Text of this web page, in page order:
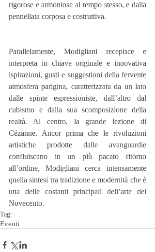
rigorose e armoniose al tempo stesso, e dalla
pennellata corposa e costruttiva.
Parallelamente, Modigliani recepisce e
interpreta in chiave originale e innovativa
ispirazioni, gusti e suggestioni della fervente
atmosfera parigina, caratterizzata da un lato
dalle spinte espressioniste, dall’altro dal
cubismo e dalla sua scomposizione della
realtà. Al centro, la grande lezione di
Cézanne. Ancor prima che le rivoluzioni
artistiche prodotte dalle avanguardie
confluiscano in un più pacato ritorno
all’ordine, Modigliani cerca intensamente
quella sintesi tra tradizione e modernità che è
una delle costanti principali dell’arte del
Novecento.
Tag:
Eventi